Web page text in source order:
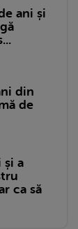
ani și
din
de
și a
ca să